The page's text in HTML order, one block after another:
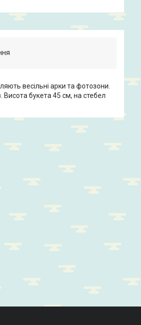
весільні арки та фотозони.
Висота букета 45 см, на стебел